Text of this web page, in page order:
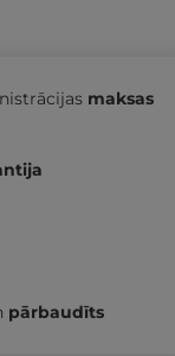
maksas
pārbaudīts